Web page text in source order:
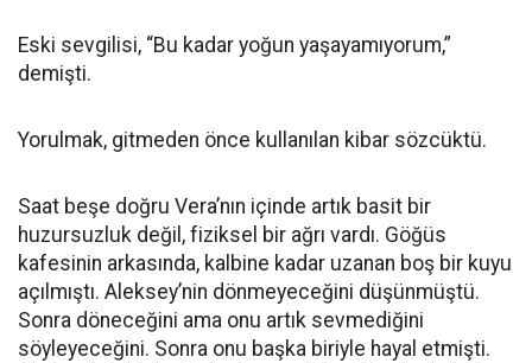
Eski sevgilisi, “Bu kadar yoğun yaşayamıyorum,”
demişti.
Yorulmak, gitmeden önce kullanılan kibar sözcüktü.
Saat beşe doğru Vera’nın içinde artık basit bir
huzursuzluk değil, fiziksel bir ağrı vardı. Göğüs
kafesinin arkasında, kalbine kadar uzanan boş bir kuyu
açılmıştı. Aleksey’nin dönmeyeceğini düşünmüştü.
Sonra döneceğini ama onu artık sevmediğini
söyleyeceğini. Sonra onu başka biriyle hayal etmişti.